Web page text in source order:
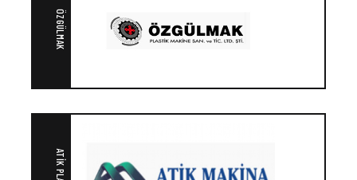
ÖZGÜLMAK